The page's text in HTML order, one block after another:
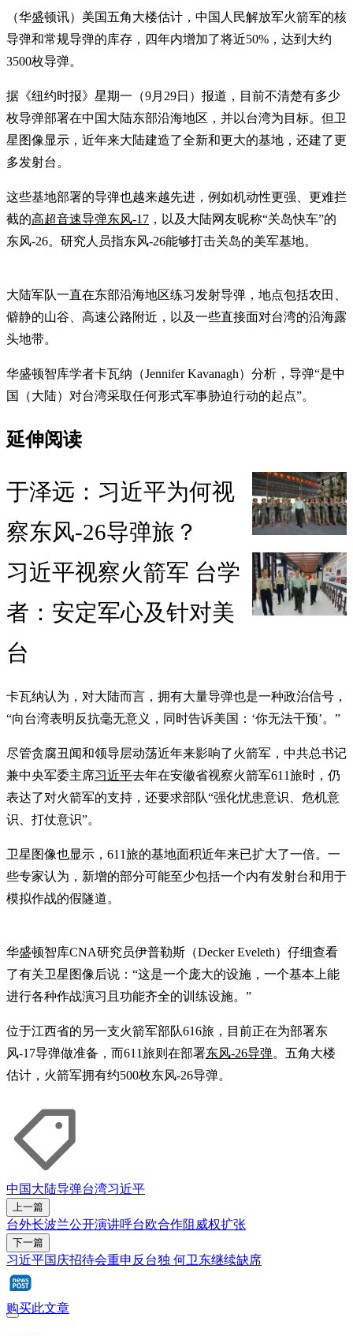
（华盛顿讯）美国五角大楼估计，中国人民解放军火箭军的核
导弹和常规导弹的库存，四年内增加了将近50%，达到大约
3500枚导弹。
据《纽约时报》星期一（9月29日）报道，目前不清楚有多少
枚导弹部署在中国大陆东部沿海地区，并以台湾为目标。但卫
星图像显示，近年来大陆建造了全新和更大的基地，还建了更
多发射台。
这些基地部署的导弹也越来越先进，例如机动性更强、更难拦
截的高超音速导弹东风-17 ，以及大陆网友昵称“关岛快车”的
东风-26。研究人员指东风-26能够打击关岛的美军基地。
大陆军队一直在东部沿海地区练习发射导弹，地点包括农田、
僻静的山谷、高速公路附近，以及一些直接面对台湾的沿海露
头地带。
华盛顿智库学者卡瓦纳（Jennifer Kavanagh）分析，导弹“是中
国（大陆）对台湾采取任何形式军事胁迫行动的起点”。
延伸阅读
于泽远：习近平为何视
察东风-26导弹旅？
习近平视察火箭军 台学
者：安定军心及针对美
台
卡瓦纳认为，对大陆而言，拥有大量导弹也是一种政治信号，
“向台湾表明反抗毫无意义，同时告诉美国：‘你无法干预’。”
尽管贪腐丑闻和领导层动荡近年来影响了火箭军，中共总书记
兼中央军委主席习近平去年在安徽省视察火箭军611旅时，仍
表达了对火箭军的支持，还要求部队“强化忧患意识、危机意
识、打仗意识”。
卫星图像也显示，611旅的基地面积近年来已扩大了一倍。一
些专家认为，新增的部分可能至少包括一个内有发射台和用于
模拟作战的假隧道。
华盛顿智库CNA研究员伊普勒斯（Decker Eveleth）仔细查看
了有关卫星图像后说：“这是一个庞大的设施，一个基本上能
进行各种作战演习且功能齐全的训练设施。”
位于江西省的另一支火箭军部队616旅，目前正在为部署东
风-17导弹做准备，而611旅则在部署东风-26导弹。五角大楼
估计，火箭军拥有约500枚东风-26导弹。
中国大陆导弹台湾习近平
上一篇
台外长波兰公开演讲呼台欧合作阻威权扩张
下一篇
习近平国庆招待会重申反台独 何卫东继续缺席
购买此文章